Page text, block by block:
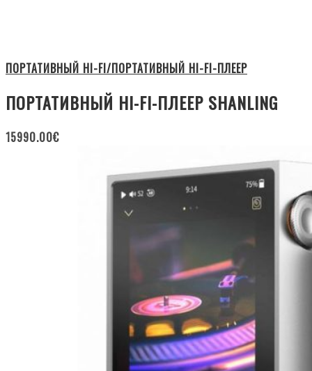
ПОРТАТИВНЫЙ HI-FI/ПОРТАТИВНЫЙ HI-FI-ПЛЕЕР
ПОРТАТИВНЫЙ HI-FI-ПЛЕЕР SHANLING
15990.00€